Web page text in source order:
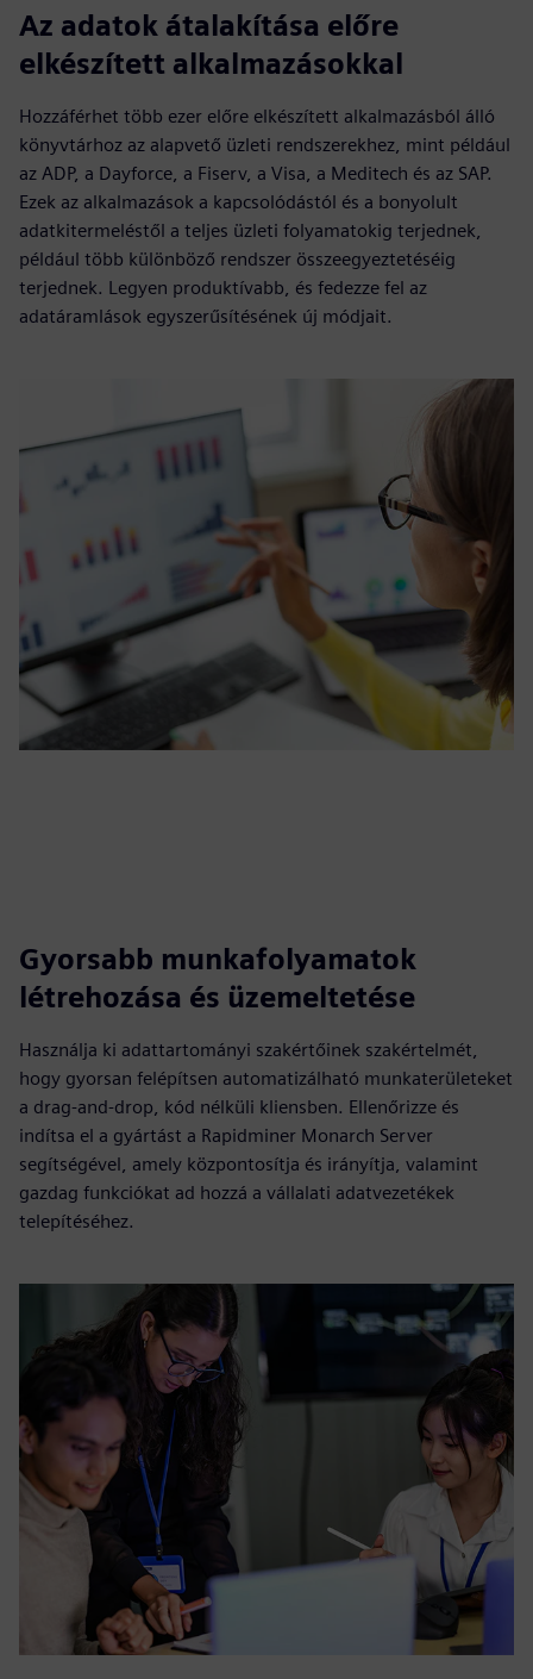
Az adatok átalakítása előre
elkészített alkalmazásokkal
Hozzáférhet több ezer előre elkészített alkalmazásból álló
könyvtárhoz az alapvető üzleti rendszerekhez, mint például
az ADP, a Dayforce, a Fiserv, a Visa, a Meditech és az SAP.
Ezek az alkalmazások a kapcsolódástól és a bonyolult
adatkitermeléstől a teljes üzleti folyamatokig terjednek,
például több különböző rendszer összeegyeztetéséig
terjednek. Legyen produktívabb, és fedezze fel az
adatáramlások egyszerűsítésének új módjait.
Gyorsabb munkafolyamatok
létrehozása és üzemeltetése
Használja ki adattartományi szakértőinek szakértelmét,
hogy gyorsan felépítsen automatizálható munkaterületeket
a drag-and-drop, kód nélküli kliensben. Ellenőrizze és
indítsa el a gyártást a Rapidminer Monarch Server
segítségével, amely központosítja és irányítja, valamint
gazdag funkciókat ad hozzá a vállalati adatvezetékek
telepítéséhez.